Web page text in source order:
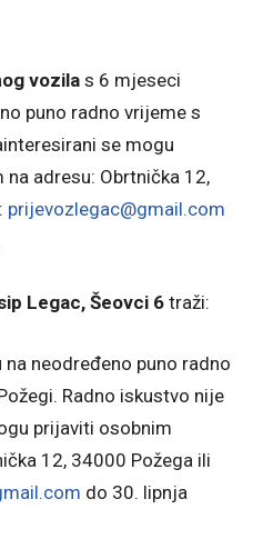
vozila s 6 mjeseci
puno radno vrijeme s
se mogu
adresu: Obrtnička 12,
prijevozlegac@gmail.com
Legac, Šeovci 6 traži:
na neodređeno puno radno
Radno iskustvo nije
prijaviti osobnim
12, 34000 Požega ili
do 30. lipnja